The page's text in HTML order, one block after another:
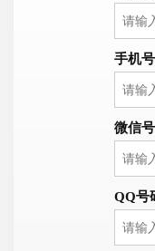
手机
微信
QQ号